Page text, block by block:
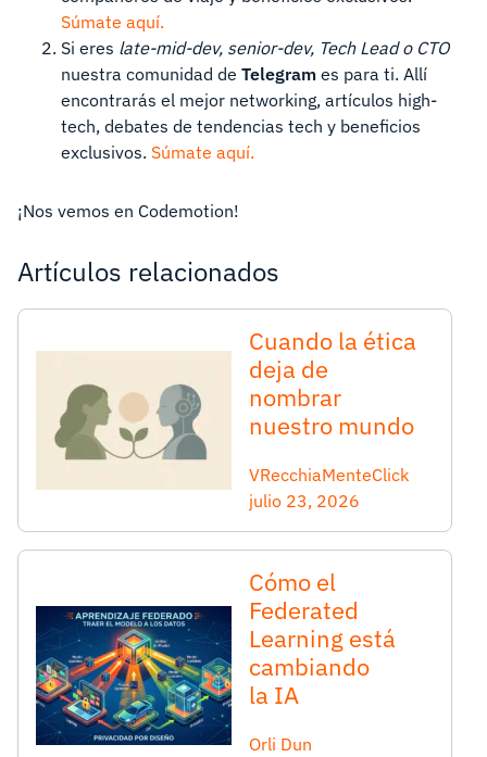
Súmate aquí.
Si eres late-mid-dev, senior-dev, Tech Lead o CTO
nuestra comunidad de Telegram es para ti. Allí
encontrarás el mejor networking, artículos high-
tech, debates de tendencias tech y beneficios
exclusivos. Súmate aquí.
¡Nos vemos en Codemotion!
Artículos relacionados
Cuando la ética
deja de
nombrar
nuestro mundo
VRecchiaMenteClick
julio 23, 2026
Cómo el
Federated
Learning está
cambiando
la IA
Orli Dun